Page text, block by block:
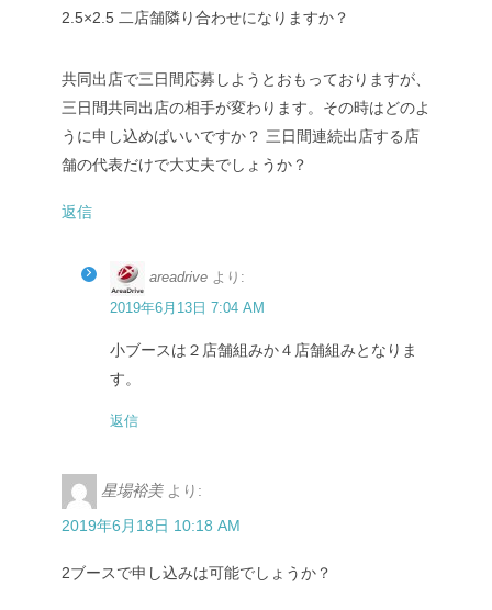
2.5×2.5 二店舗隣り合わせになりますか？
共同出店で三日間応募しようとおもっておりますが、
三日間共同出店の相手が変わります。その時はどのよ
うに申し込めばいいですか？ 三日間連続出店する店
舗の代表だけで大丈夫でしょうか？
返信
areadrive より:
2019年6月13日 7:04 AM
小ブースは２店舗組みか４店舗組みとなりま
す。
返信
星場裕美 より:
2019年6月18日 10:18 AM
2ブースで申し込みは可能でしょうか？